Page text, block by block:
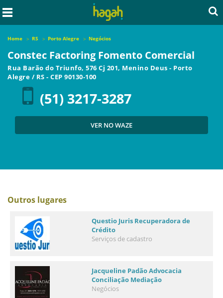
Home RS Porto Alegre Negócios
Constec Factoring Fomento Comercial
Rua Barão do Triunfo, 576 Cj 201, Menino Deus - Porto
Alegre / RS - CEP 90130-100
(51) 3217-3287
VER NO WAZE
Outros lugares
Questio Juris Recuperadora de
Crédito
Serviços de cadastro
Jacqueline Padão Advocacia
Conciliação Mediação
Negócios